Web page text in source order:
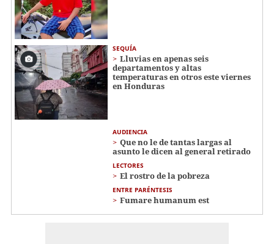
SEQUÍA
Lluvias en apenas seis
departamentos y altas
temperaturas en otros este viernes
en Honduras
AUDIENCIA
Que no le de tantas largas al
asunto le dicen al general retirado
LECTORES
El rostro de la pobreza
ENTRE PARÉNTESIS
Fumare humanum est